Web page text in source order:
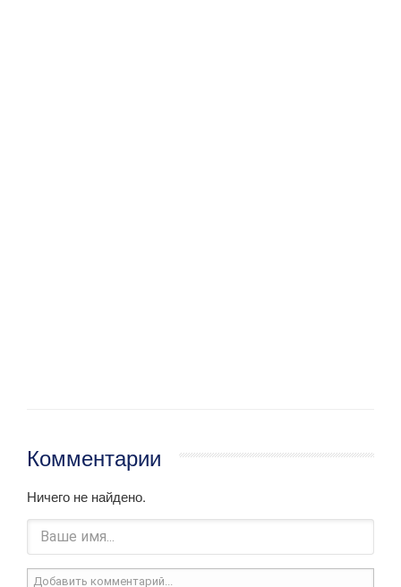
Комментарии
Ничего не найдено.